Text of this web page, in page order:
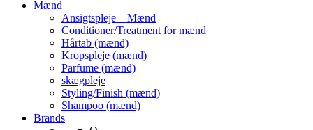
Mænd
Ansigtspleje – Mænd
Conditioner/Treatment for mænd
Hårtab (mænd)
Kropspleje (mænd)
Parfume (mænd)
skægpleje
Styling/Finish (mænd)
Shampoo (mænd)
Brands